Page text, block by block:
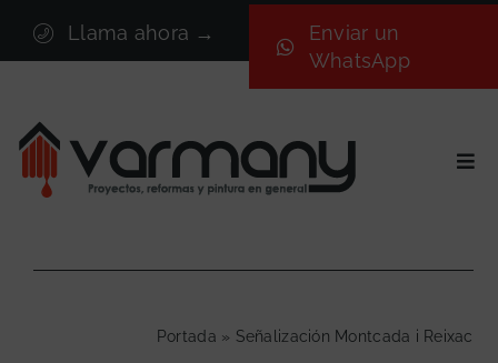
contenido
Llama ahora →
Enviar un
WhatsApp
Sectores
Portada » Señalización Montcada i Reixac